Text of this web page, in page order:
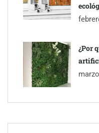
Esenzzia da la bienvenida
todo su catálogo de
¿Por